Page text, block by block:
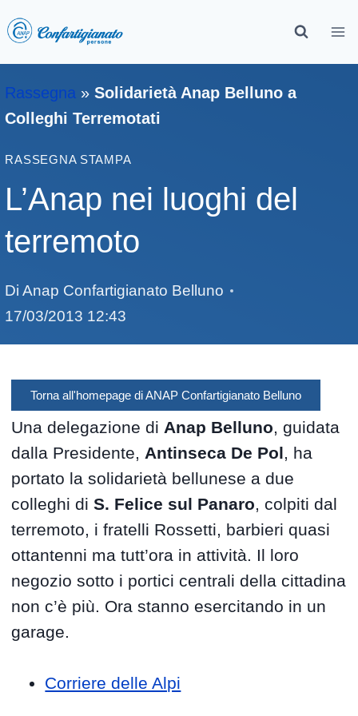
Rassegna »Solidarietà Anap Belluno a
Colleghi Terremotati
RASSEGNA STAMPA
L’Anap nei luoghi del
terremoto
Di Anap Confartigianato Belluno
17/03/2013 12:43
Torna all'homepage di ANAP Confartigianato Belluno
Una delegazione di Anap Belluno , guidata
dalla Presidente, Antinseca De Pol , ha
portato la solidarietà bellunese a due
colleghi diS. Felice sul Panaro , colpiti dal
terremoto, i fratelli Rossetti, barbieri quasi
ottantenni ma tutt’ora in attività. Il loro
negozio sotto i portici centrali della cittadina
non c’è più. Ora stanno esercitando in un
garage.
Corriere delle Alpi